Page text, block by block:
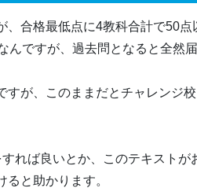
合格最低点に4教科合計で50点
ですが、過去問となると全然届
すが、このままだとチャレンジ
れば良いとか、このテキストが
と助かります。